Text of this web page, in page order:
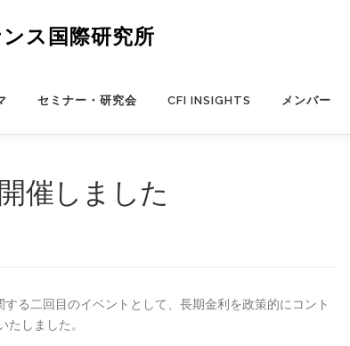
ス国際研究所
セミナー・研究会 CFI INSIGHTS メンバー
催しました
る二回目のイベントとして、長期金利を政策的にコント
しました。